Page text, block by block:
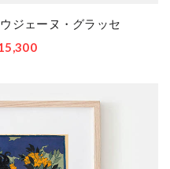
ジェーヌ・グラッセ